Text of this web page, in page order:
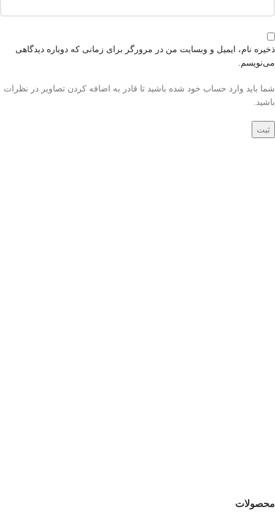
ذخیره نام، ایمیل و وبسایت من در مرورگر برای زمانی که دوباره دیدگاهی
می‌نویسم.
شما باید وارد حساب خود شده باشید تا قادر به اضافه کردن تصاویر در نظرات
باشید.
محصولات